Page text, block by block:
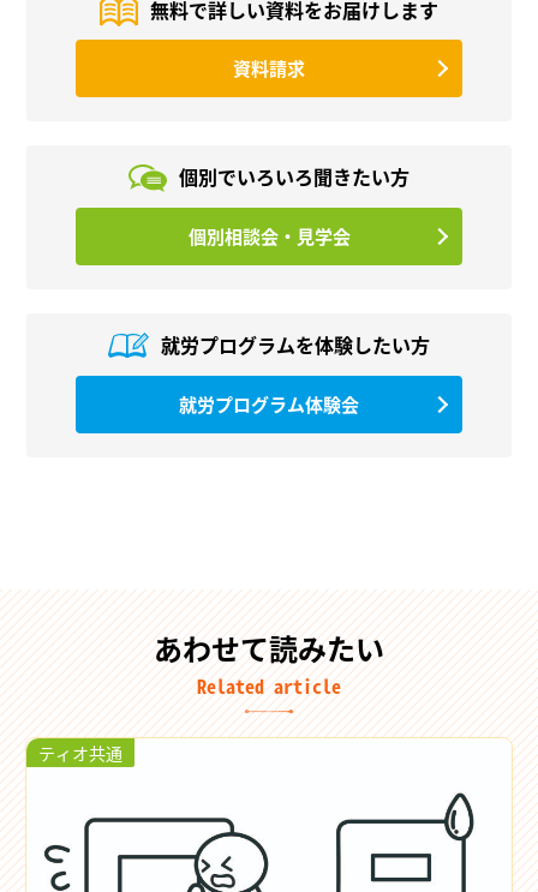
無料で詳しい資料をお届けします
資料請求
個別でいろいろ聞きたい方
個別相談会・見学会
就労プログラムを体験したい方
就労プログラム体験会
あわせて読みたい
Related article
ティオ共通